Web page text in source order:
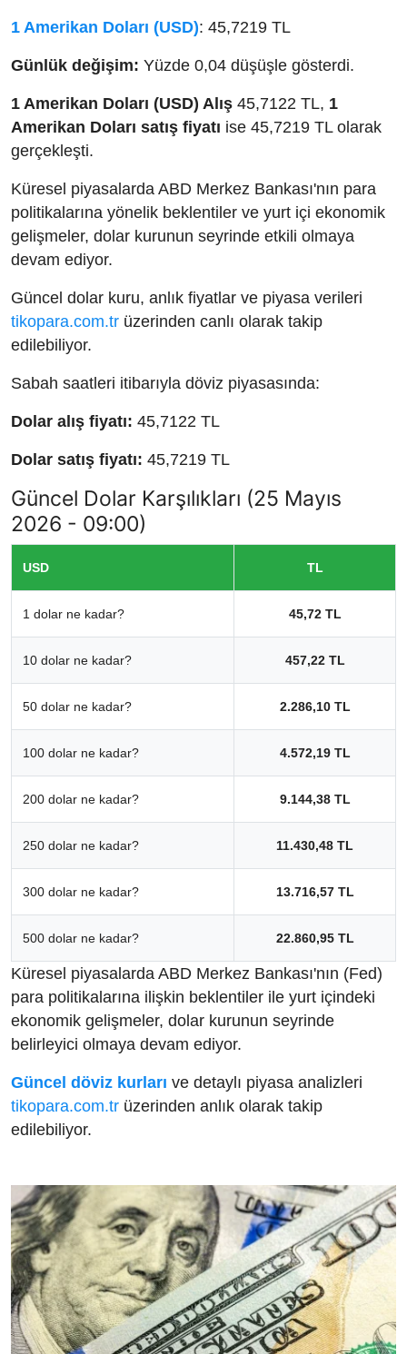
1 Amerikan Doları (USD): 45,7219 TL
Günlük değişim: Yüzde 0,04 düşüşle gösterdi.
1 Amerikan Doları (USD) Alış 45,7122 TL, 1
Amerikan Doları satış fiyatı ise 45,7219 TL olarak
gerçekleşti.
Küresel piyasalarda ABD Merkez Bankası'nın para
politikalarına yönelik beklentiler ve yurt içi ekonomik
gelişmeler, dolar kurunun seyrinde etkili olmaya
devam ediyor.
Güncel dolar kuru, anlık fiyatlar ve piyasa verileri
tikopara.com.tr üzerinden canlı olarak takip
edilebiliyor.
Sabah saatleri itibarıyla döviz piyasasında:
Dolar alış fiyatı: 45,7122 TL
Dolar satış fiyatı: 45,7219 TL
Güncel Dolar Karşılıkları (25 Mayıs
2026 - 09:00)
USD TL
1 dolar ne kadar? 45,72 TL
10 dolar ne kadar? 457,22 TL
50 dolar ne kadar? 2.286,10 TL
100 dolar ne kadar? 4.572,19 TL
200 dolar ne kadar? 9.144,38 TL
250 dolar ne kadar? 11.430,48 TL
300 dolar ne kadar? 13.716,57 TL
500 dolar ne kadar? 22.860,95 TL
Küresel piyasalarda ABD Merkez Bankası'nın (Fed)
para politikalarına ilişkin beklentiler ile yurt içindeki
ekonomik gelişmeler, dolar kurunun seyrinde
belirleyici olmaya devam ediyor.
Güncel döviz kurları ve detaylı piyasa analizleri
tikopara.com.tr üzerinden anlık olarak takip
edilebiliyor.